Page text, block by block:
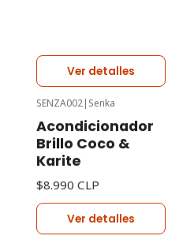
Ver detalles
SENZA002| Senka
Acondicionador
Brillo Coco &
Karite
$8.990 CLP
Ver detalles